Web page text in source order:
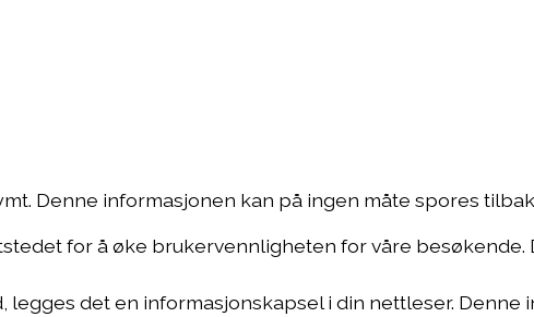
Denne informasjonen kan på ingen måte spores
for å øke brukervennligheten for våre besøkende.
legges det en informasjonskapsel i din nettleser. Denne